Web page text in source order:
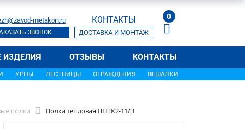
metakon.ru
ЗВОНОК
КОНТАКТЫ
ДОСТАВКА И МОНТАЖ
0
ИЗДЕЛИЯ ОТЗЫВЫ КОНТАКТЫ
УРНЫ ЛЕСТНИЦЫ ОГРАЖДЕНИЯ ВЕШАЛКИ
полки Полка тепловая ПНТК2-11/3